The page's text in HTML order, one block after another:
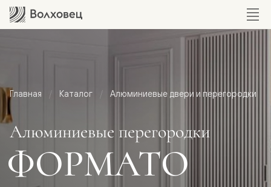
Главная Каталог Алюминиевые двери и перегородки
Алюминиевые перегородки
ФОРМАТО